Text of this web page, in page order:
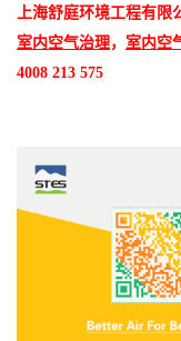
上海舒庭环境工程有限
室内空气治理， 室内空
4008 213 575